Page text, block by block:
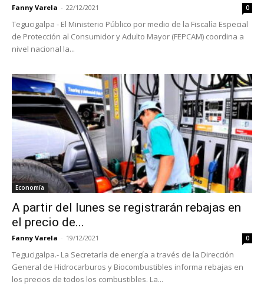
Fanny Varela - 22/12/2021 0
Tegucigalpa - El Ministerio Público por medio de la Fiscalía Especial
de Protección al Consumidor y Adulto Mayor (FEPCAM) coordina a
nivel nacional la...
Economía
A partir del lunes se registrarán rebajas en
el precio de...
Fanny Varela - 19/12/2021 0
Tegucigalpa.- La Secretaría de energía a través de la Dirección
General de Hidrocarburos y Biocombustibles informa rebajas en
los precios de todos los combustibles. La...